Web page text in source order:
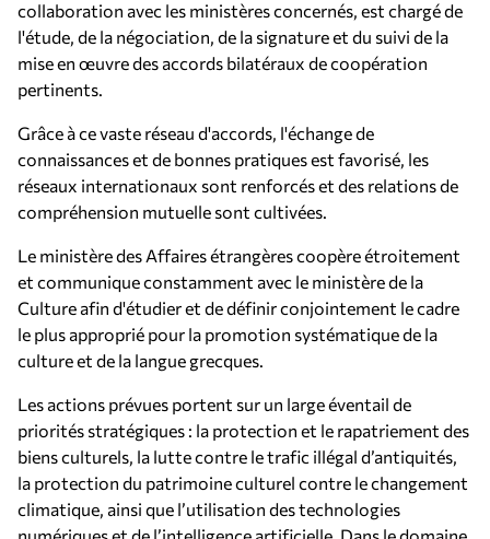
collaboration avec les ministères concernés, est chargé de
l'étude, de la négociation, de la signature et du suivi de la
mise en œuvre des accords bilatéraux de coopération
pertinents.
Grâce à ce vaste réseau d'accords, l'échange de
connaissances et de bonnes pratiques est favorisé, les
réseaux internationaux sont renforcés et des relations de
compréhension mutuelle sont cultivées.
Le ministère des Affaires étrangères coopère étroitement
et communique constamment avec le ministère de la
Culture afin d'étudier et de définir conjointement le cadre
le plus approprié pour la promotion systématique de la
culture et de la langue grecques.
Les actions prévues portent sur un large éventail de
priorités stratégiques : la protection et le rapatriement des
biens culturels, la lutte contre le trafic illégal d’antiquités,
la protection du patrimoine culturel contre le changement
climatique, ainsi que l’utilisation des technologies